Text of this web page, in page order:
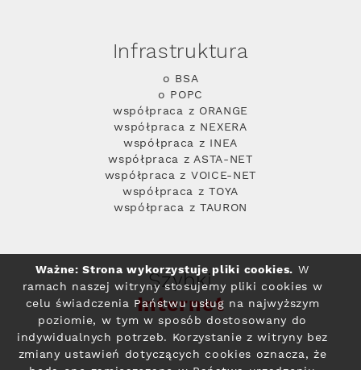
Infrastruktura
o BSA
o POPC
współpraca z ORANGE
współpraca z NEXERA
współpraca z INEA
współpraca z ASTA-NET
współpraca z VOICE-NET
współpraca z TOYA
współpraca z TAURON
Szybki
Internet
Ważne: Strona wykorzystuje pliki cookies. W
ramach naszej witryny stosujemy pliki cookies w
celu świadczenia Państwu usług na najwyższym
poziomie, w tym w sposób dostosowany do
indywidualnych potrzeb. Korzystanie z witryny bez
zmiany ustawień dotyczących cookies oznacza, że